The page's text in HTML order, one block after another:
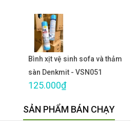
Bình xịt vệ sinh sofa và thảm
sàn Denkmit - VSN051
125.000₫
SẢN PHẨM BÁN CHẠY